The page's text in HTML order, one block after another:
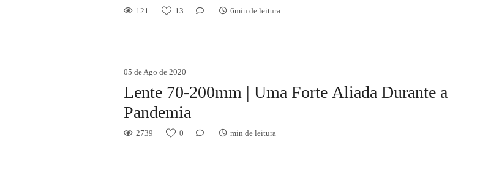
121 13 6min de leitura
05 de Ago de 2020
Lente 70-200mm | Uma Forte Aliada Durante a
Pandemia
2739 0 min de leitura